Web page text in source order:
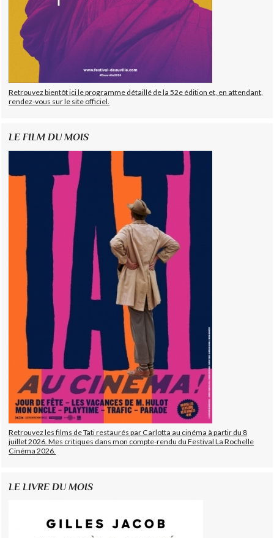
Retrouvez bientôt ici le programme détaillé de la 52e édition et, en attendant,
rendez-vous sur le site officiel.
LE FILM DU MOIS
Retrouvez les films de Tati restaurés par Carlotta au cinéma à partir du 8
juillet 2026. Mes critiques dans mon compte-rendu du Festival La Rochelle
Cinéma 2026.
LE LIVRE DU MOIS